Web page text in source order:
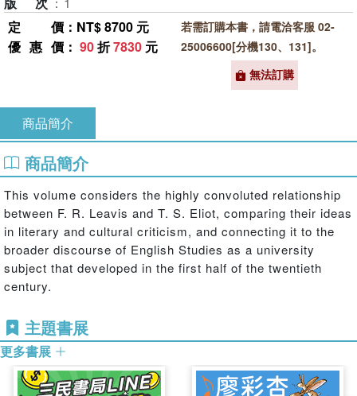
定價 ：NT$ 8700 元
優惠價 ： 90折7830 元
若需訂購本書，請電洽客服 02-
25006600[分機130、131]。
無法訂購
商品簡介
商品簡介
This volume considers the highly convoluted relationship
between F. R. Leavis and T. S. Eliot, comparing their ideas
in literary and cultural criticism, and connecting it to the
broader discourse of English Studies as a university
subject that developed in the first half of the twentieth
century.
主題書展
更多書展